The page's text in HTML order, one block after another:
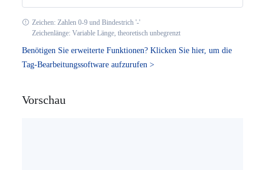
PHARMACODE
Zeichen: Zahlen 0-9 und Bindestrich '-'
Zeichenlänge: Variable Länge, theoretisch unbegrenzt
Benötigen Sie erweiterte Funktionen? Klicken Sie hier, um die
Tag-Bearbeitungssoftware aufzurufen >
Vorschau